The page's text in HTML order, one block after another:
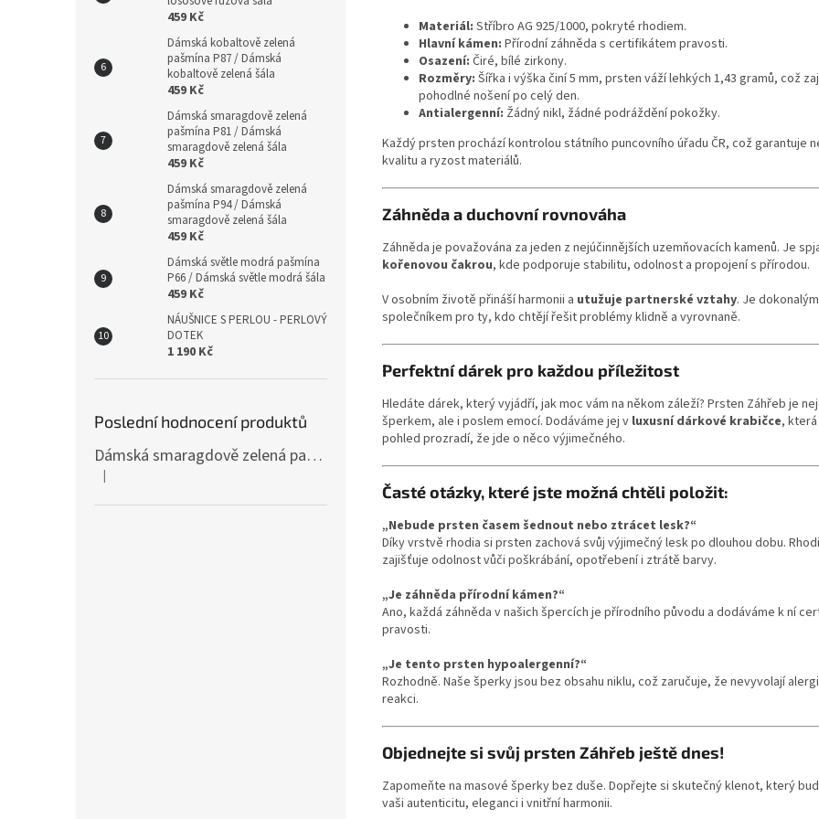
459 Kč
Dámská kobaltově zelená
pašmína P87 / Dámská
kobaltově zelená šála
459 Kč
Dámská smaragdově zelená
pašmína P81 / Dámská
smaragdově zelená šála
459 Kč
Dámská smaragdově zelená
pašmína P94 / Dámská
smaragdově zelená šála
459 Kč
Dámská světle modrá pašmína
P66 / Dámská světle modrá šála
459 Kč
NÁUŠNICE S PERLOU - PERLOVÝ
DOTEK
1 190 Kč
Poslední hodnocení produktů
Dámská smaragdově zelená pašmína P81 / Dámská smaragdově zelená šála
Hodnocení produktu je 4 z 5 hvězdiček.
|
Materiál: Stříbro AG 925/1000, pokryté rhodiem.
Hlavní kámen: Přírodní záhněda s certifikátem pravosti.
Osazení: Čiré, bílé zirkony.
Rozměry: Šířka i výška činí 5 mm, prsten váží lehkých 1,43 gramů, což
pohodlné nošení po celý den.
Antialergenní: Žádný nikl, žádné podráždění pokožky.
Každý prsten prochází kontrolou státního puncovního úřadu ČR, což garantuje
kvalitu a ryzost materiálů.
Záhněda a duchovní rovnováha
Záhněda je považována za jeden z nejúčinnějších uzemňovacích kamenů. Je
kořenovou čakrou, kde podporuje stabilitu, odolnost a propojení s přírodou.
V osobním životě přináší harmonii a utužuje partnerské vztahy. Je dokonalým
společníkem pro ty, kdo chtějí řešit problémy klidně a vyrovnaně.
Perfektní dárek pro každou příležitost
Hledáte dárek, který vyjádří, jak moc vám na někom záleží? Prsten Záhřeb je
šperkem, ale i poslem emocí. Dodáváme jej v luxusní dárkové krabičce,
pohled prozradí, že jde o něco výjimečného.
Časté otázky, které jste možná chtěli položit:
„Nebude prsten časem šednout nebo ztrácet lesk?“
Díky vrstvě rhodia si prsten zachová svůj výjimečný lesk po dlouhou dobu.
zajišťuje odolnost vůči poškrábání, opotřebení i ztrátě barvy.
„Je záhněda přírodní kámen?“
Ano, každá záhněda v našich špercích je přírodního původu a dodáváme k ní
pravosti.
„Je tento prsten hypoalergenní?“
Rozhodně. Naše šperky jsou bez obsahu niklu, což zaručuje, že nevyvolají
reakci.
Objednejte si svůj prsten Záhřeb ještě dnes!
Zapomeňte na masové šperky bez duše. Dopřejte si skutečný klenot, který
vaši autenticitu, eleganci i vnitřní harmonii.